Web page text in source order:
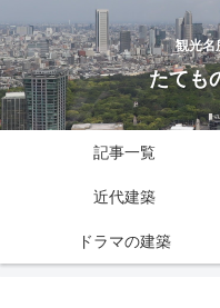
観光名
たても
記事一覧
近代建築
ドラマの建築